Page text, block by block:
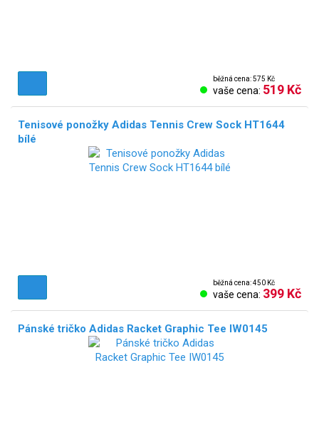
běžná cena: 575 Kč
vaše cena: 519 Kč
Tenisové ponožky Adidas Tennis Crew Sock HT1644
bílé
běžná cena: 450 Kč
vaše cena: 399 Kč
Pánské tričko Adidas Racket Graphic Tee IW0145